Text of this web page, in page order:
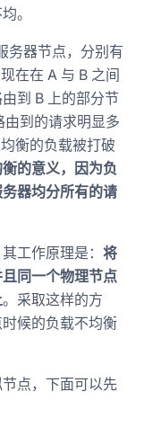
。
务器节点，分别有
在在 A 与 B 之间
到 B 上的部分节
到的请求明显多
衡的负载被打破
的意义，因为负
器均分所有的请
工作原理是： 将
同一个物理节点
。采取这样的方
候的负载不均衡
点，下面可以先